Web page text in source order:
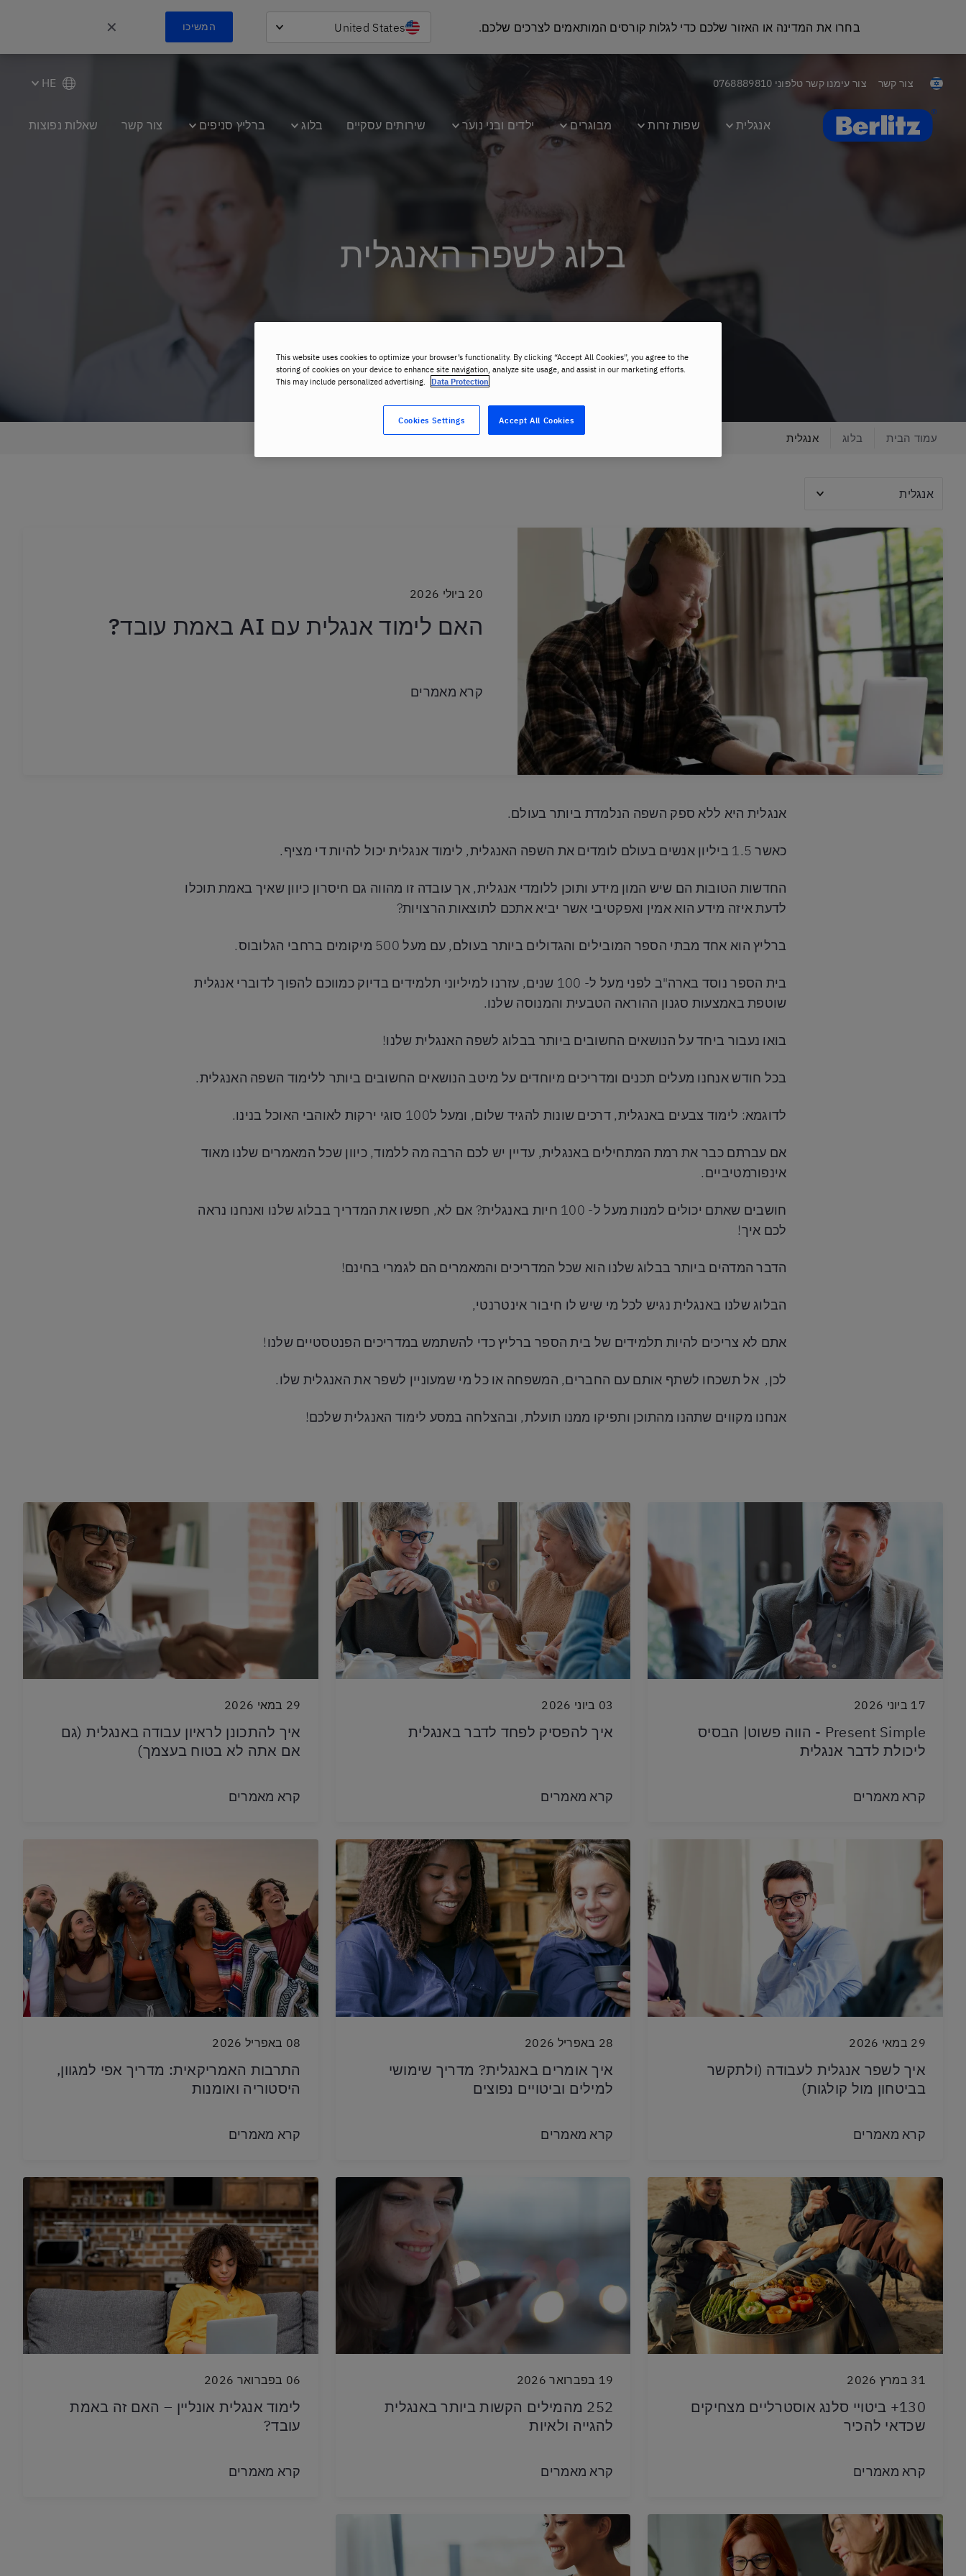
בחרו את המדינה או האזור שלכם כדי לגלות קורסים המותאמים לצרכים שלכם. United States המשיכו ✕
צור קשר צור עימנו קשר טלפוני 0768889810
HE
Berlitz Israel
אנגלית שפות זרות מבוגרים ילדים ובני נוער שירותים עסקיים בלוג ברליץ סניפים צור קשר שאלות נפוצות
בלוג לשפה האנגלית
עמוד הבית בלוג אנגלית
20 ביולי 2026
האם לימוד אנגלית עם AI באמת עובד?
קרא מאמרים
אנגלית היא ללא ספק השפה הנלמדת ביותר בעולם.
כאשר 1.5 ביליון אנשים בעולם לומדים את השפה האנגלית, לימוד אנגלית יכול להיות די מציף.
החדשות הטובות הם שיש המון מידע ותוכן ללומדי אנגלית, אך עובדה זו מהווה גם חיסרון כיוון שאיך באמת תוכלו
לדעת איזה מידע הוא אמין ואפקטיבי אשר יביא אתכם לתוצאות הרצויות?
ברליץ הוא אחד מבתי הספר המובילים והגדולים ביותר בעולם, עם מעל 500 מיקומים ברחבי הגלובוס.
בית הספר נוסד בארה"ב לפני מעל ל- 100 שנים, עזרנו למיליוני תלמידים בדיוק כמווכם להפוך לדוברי אנגלית
שוטפת באמצעות סגנון ההוראה הטבעית והמנוסה שלנו.
בואו נעבור ביחד על הנושאים החשובים ביותר בבלוג לשפה האנגלית שלנו!
בכל חודש אנחנו מעלים תכנים ומדריכים מיוחדים על מיטב הנושאים החשובים ביותר ללימוד השפה האנגלית.
לדוגמא: לימוד צבעים באנגלית, דרכים שונות להגיד שלום, ומעל ל100 סוגי ירקות לאוהבי האוכל בנינו.
אם עברתם כבר את רמת המתחילים באנגלית, עדיין יש לכם הרבה מה ללמוד, כיוון שכל המאמרים שלנו מאוד
אינפורמטיביים.
חושבים שאתם יכולים למנות מעל ל- 100 חיות באנגלית? אם לא, חפשו את המדריך בבלוג שלנו ואנחנו נראה
לכם איך!
הדבר המדהים ביותר בבלוג שלנו הוא שכל המדריכים והמאמרים הם לגמרי בחינם!
הבלוג שלנו באנגלית נגיש לכל מי שיש לו חיבור אינטרנטי,
אתם לא צריכים להיות תלמידים של בית הספר ברליץ כדי להשתמש במדריכים הפנטסטיים שלנו!
לכן, אל תשכחו לשתף אותם עם החברים, המשפחה או כל מי שמעוניין לשפר את האנגלית שלו.
אנחנו מקווים שתהנו מהתוכן ותפיקו ממנו תועלת, ובהצלחה במסע לימוד האנגלית שלכם!
17 ביוני 2026
Present Simple - הווה פשוט| הבסיס
ליכולת לדבר אנגלית
קרא מאמרים
03 ביוני 2026
איך להפסיק לפחד לדבר באנגלית
קרא מאמרים
29 במאי 2026
איך להתכונן לראיון עבודה באנגלית (גם
אם אתה לא בטוח בעצמך)
קרא מאמרים
29 במאי 2026
איך לשפר אנגלית לעבודה (ולתקשר
בביטחון מול קולגות)
קרא מאמרים
28 באפריל 2026
איך אומרים באנגלית? מדריך שימושי
למילים וביטויים נפוצים
קרא מאמרים
08 באפריל 2026
התרבות האמריקאית: מדריך אפי למגוון,
היסטוריה ואומנות
קרא מאמרים
31 במרץ 2026
130+ ביטויי סלנג אוסטרליים מצחיקים
שכדאי להכיר
קרא מאמרים
19 בפברואר 2026
252 מהמילים הקשות ביותר באנגלית
להגייה ולאיות
קרא מאמרים
06 בפברואר 2026
לימוד אנגלית אונליין – האם זה באמת
עובד?
קרא מאמרים
This website uses cookies to optimize your browser’s functionality. By clicking “Accept All Cookies”, you agree to the
storing of cookies on your device to enhance site navigation, analyze site usage, and assist in our marketing efforts.
This may include personalized advertising. Data Protection
Accept All Cookies
Cookies Settings